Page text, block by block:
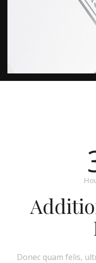
Donec quam felis,